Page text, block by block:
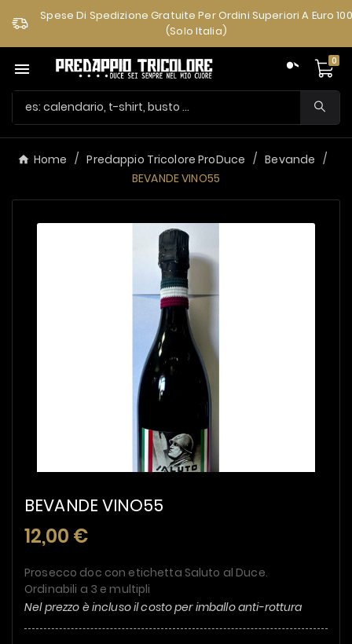
Spese Di Spedizione Gratuite Per Ordini Superiori A Euro 100
(solo Italia)
 0
Home Predappio Tricolore ProDuce
Bevande
BEVANDE VINO55
BEVANDE VINO55
12,00 €
Prosecco doc con etichetta Saluto al Duce.
Ordinabili a 3 e multipli
Nel prezzo è incluso il costo per imballo anti-rottura